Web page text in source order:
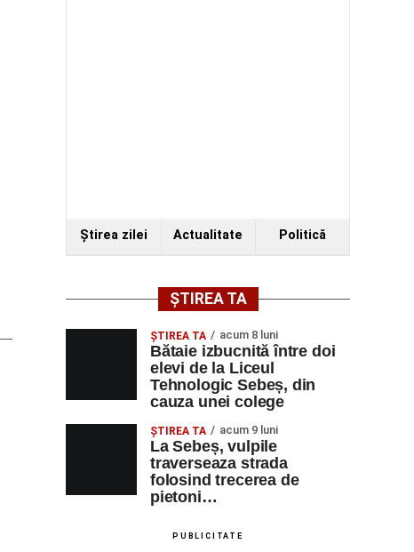
Ştirea zilei Actualitate Politică
ȘTIREA TA
ŞTIREA TA acum 8 luni
Bătaie izbucnită între doi
elevi de la Liceul
Tehnologic Sebeș, din
cauza unei colege
ŞTIREA TA acum 9 luni
La Sebeș, vulpile
traverseaza strada
folosind trecerea de
pietoni…
PUBLICITATE